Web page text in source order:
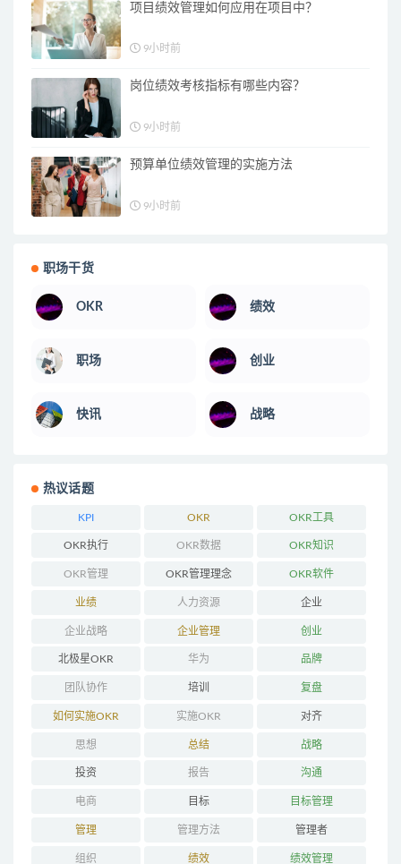
项目绩效管理如何应用在项目中？
9小时前
岗位绩效考核指标有哪些内容？
9小时前
预算单位绩效管理的实施方法
9小时前
职场干货
OKR 绩效
职场 创业
快讯 战略
热议话题
KPI OKR OKR工具
OKR执行 OKR数据 OKR知识
OKR管理 OKR管理理念 OKR软件
业绩 人力资源 企业
企业战略 企业管理 创业
北极星OKR 华为 品牌
团队协作 培训 复盘
如何实施OKR 实施OKR 对齐
思想 总结 战略
投资 报告 沟通
电商 目标 目标管理
管理 管理方法 管理者
组织 绩效 绩效管理